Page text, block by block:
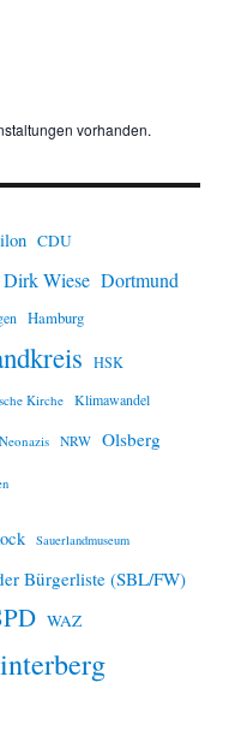
vorhanden.
CDU
Dirk Wiese Dortmund
Hamburg
HSK
Kirche Klimawandel
Neonazis NRW Olsberg
Sauerlandmuseum
Bürgerliste (SBL/FW)
WAZ